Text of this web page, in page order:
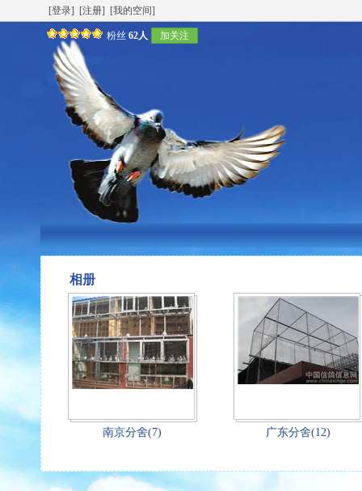
[登录] [注册] [我的空间]
粉丝 62人 加关注
相册
南京分舍(7) 广东分舍(12)